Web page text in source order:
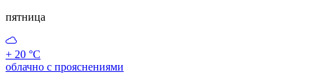
пятница
+ 20 °С
облачно с прояснениями